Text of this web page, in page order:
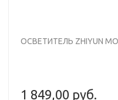
ОСВЕТИТЕЛЬ ZHIYUN
1 849,00 руб.